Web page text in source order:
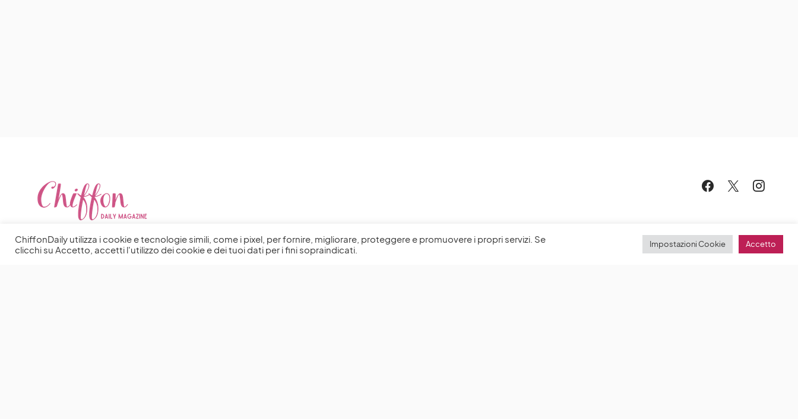
ChiffonDaily utilizza i cookie e tecnologie simili, come i pixel, per fornire, migliorare, proteggere e promuovere i propri servizi. Se
clicchi su Accetto, accetti l'utilizzo dei cookie e dei tuoi dati per i fini sopraindicati.
Impostazioni Cookie Accetto